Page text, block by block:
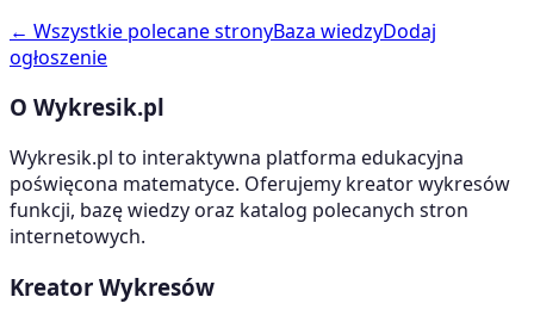
← Wszystkie polecane stronyBaza wiedzyDodaj
ogłoszenie
O Wykresik.pl
Wykresik.pl to interaktywna platforma edukacyjna
poświęcona matematyce. Oferujemy kreator wykresów
funkcji, bazę wiedzy oraz katalog polecanych stron
internetowych.
Kreator Wykresów